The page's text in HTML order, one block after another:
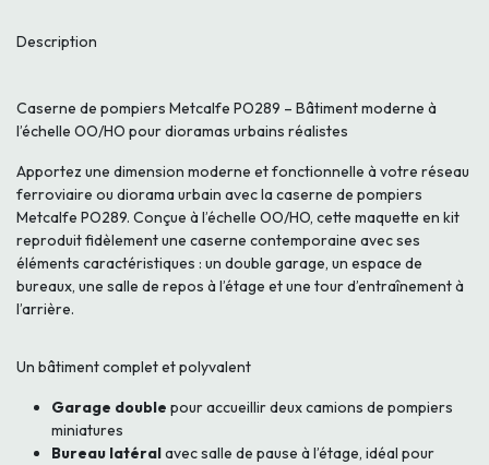
Description
Caserne de pompiers Metcalfe PO289 – Bâtiment moderne à
l’échelle OO/HO pour dioramas urbains réalistes
Apportez une dimension moderne et fonctionnelle à votre réseau
ferroviaire ou diorama urbain avec la caserne de pompiers
Metcalfe PO289. Conçue à l’échelle OO/HO, cette maquette en kit
reproduit fidèlement une caserne contemporaine avec ses
éléments caractéristiques : un double garage, un espace de
bureaux, une salle de repos à l’étage et une tour d’entraînement à
l’arrière.
Un bâtiment complet et polyvalent
Garage double pour accueillir deux camions de pompiers
miniatures
Bureau latéralavec salle de pause à l’étage, idéal pour